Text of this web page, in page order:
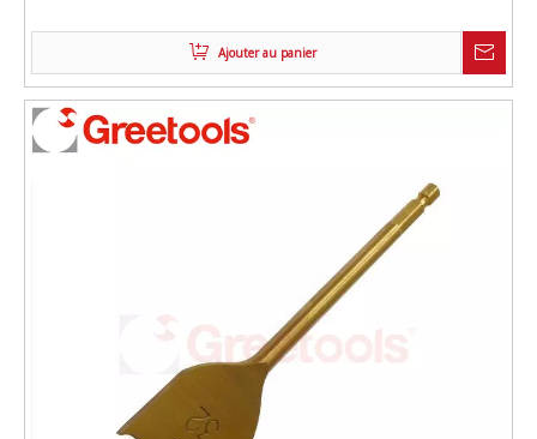
Ajouter au panier